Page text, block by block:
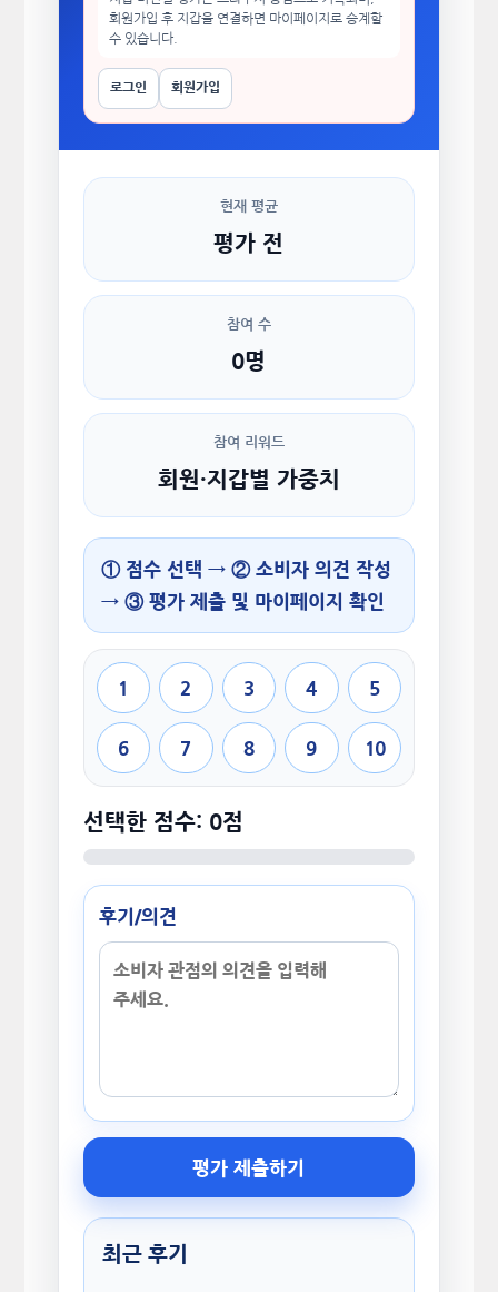
회원가입 후 지갑을 연결하면 마이페이지로 승계할
수 있습니다.
로그인 회원가입
현재 평균
평가 전
참여 수
0명
참여 리워드
회원·지갑별 가중치
① 점수 선택 → ② 소비자 의견 작성
→ ③ 평가 제출 및 마이페이지 확인
1 2 3 4 5
6 7 8 9 10
선택한 점수: 0점
후기/의견
평가 제출하기
최근 후기